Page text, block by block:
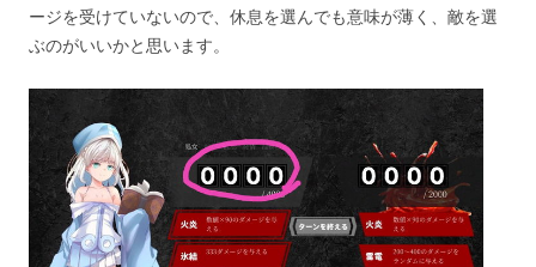
ージを受けていないので、休息を選んでも意味が薄く、敵を選
ぶのがいいかと思います。